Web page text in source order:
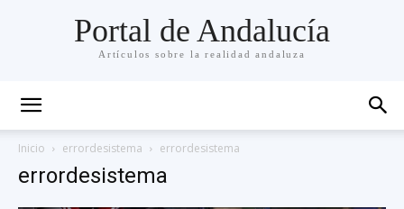
Portal de Andalucía
Artículos sobre la realidad andaluza
Inicio errordesistema errordesistema
errordesistema